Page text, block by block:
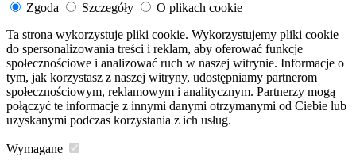
Zgoda Szczegóły
O plikach cookie
Ta strona wykorzystuje pliki cookie. Wykorzystujemy pliki cookie
do spersonalizowania treści i reklam, aby oferować funkcje
społecznościowe i analizować ruch w naszej witrynie. Informacje o
tym, jak korzystasz z naszej witryny, udostępniamy partnerom
społecznościowym, reklamowym i analitycznym. Partnerzy mogą
połączyć te informacje z innymi danymi otrzymanymi od Ciebie lub
uzyskanymi podczas korzystania z ich usług.
Wymagane